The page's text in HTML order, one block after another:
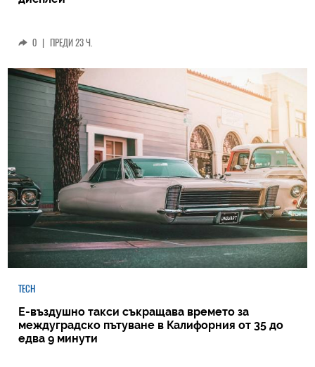
0 | ПРЕДИ 23 Ч.
TECH
Е-въздушно такси съкращава времето за
междуградско пътуване в Калифорния от 35 до
едва 9 минути